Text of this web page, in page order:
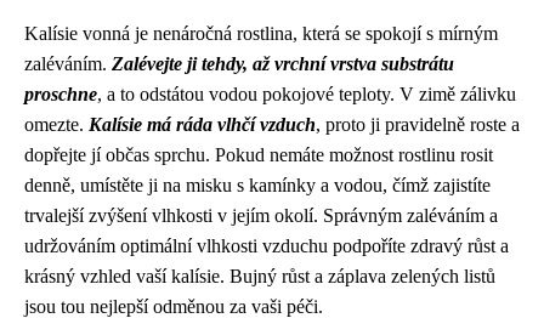
Kalísie vonná je nenáročná rostlina, která se spokojí s mírným
zaléváním. Zalévejte ji tehdy, až vrchní vrstva substrátu
proschne, a to odstátou vodou pokojové teploty. V zimě zálivku
omezte. Kalísie má ráda vlhčí vzduch, proto ji pravidelně roste a
dopřejte jí občas sprchu. Pokud nemáte možnost rostlinu rosit
denně, umístěte ji na misku s kamínky a vodou, čímž zajistíte
trvalejší zvýšení vlhkosti v jejím okolí. Správným zaléváním a
udržováním optimální vlhkosti vzduchu podpoříte zdravý růst a
krásný vzhled vaší kalísie. Bujný růst a záplava zelených listů
jsou tou nejlepší odměnou za vaši péči.